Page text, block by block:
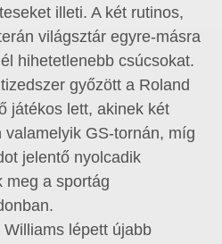
illeti. A két rutinos,
világsztár egyre-másra
hihetetlenebb csúcsokat.
győzött a Roland
játékos lett, akinek két
GS-tornán, míg
jelentő nyolcadik
meg a sportág
lépett újabb